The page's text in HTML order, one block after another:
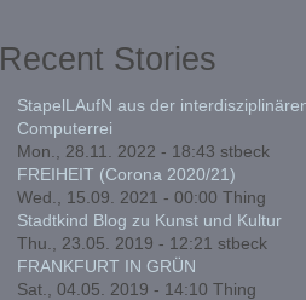
Recent Stories
StapelLAufN aus der
Computerrei
Mon., 28.11. 2022 - 18:43 stbeck
FREIHEIT (Corona 2020/21)
Wed., 15.09. 2021 - 00:00 Thing
Stadtkind Blog zu Kunst und Kultur
Thu., 23.05. 2019 - 12:21 stbeck
FRANKFURT IN GRÜN
Sat., 04.05. 2019 - 14:10 Thing